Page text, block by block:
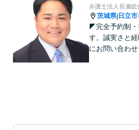
弁護士法人長瀬
茨城県| 日立市
◤完全予約制・
す。誠実さと
にお問い合わせ